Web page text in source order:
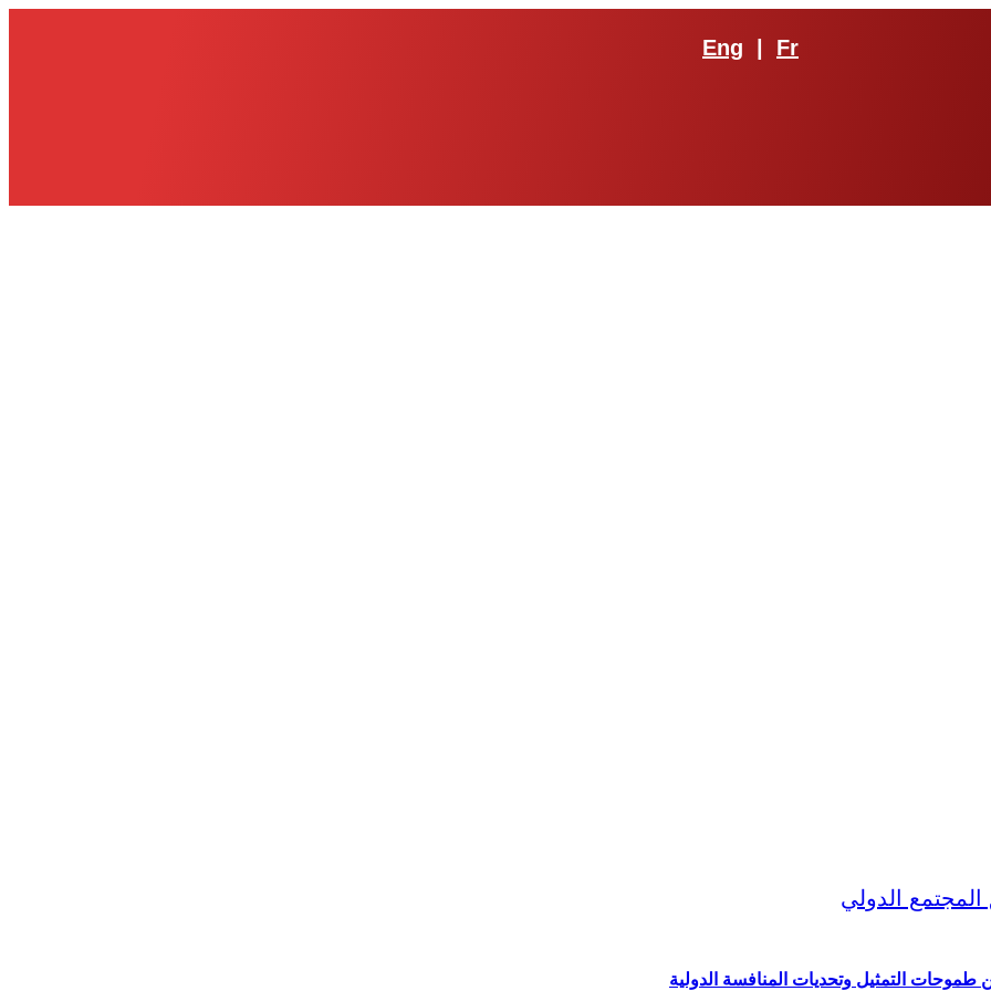
Eng Fr
طموحات التمثيل وتحديات المنافسة الدولية